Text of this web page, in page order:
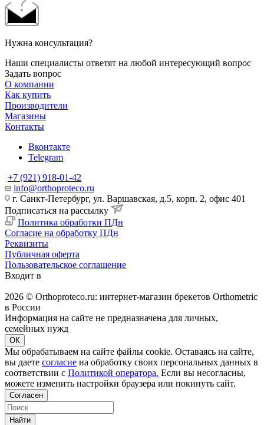
Нужна консультация?
Наши специалисты ответят на любой интересующий вопрос
Задать вопрос
О компании
Как купить
Производители
Магазины
Контакты
Вконтакте
Telegram
+7 (921) 918-01-42
info@orthoproteco.ru
г. Санкт-Петербург, ул. Варшавская, д.5, корп. 2, офис 401
Подписаться на рассылку
Политика обработки ПДн
Согласие на обработку ПДн
Реквизиты
Публичная оферта
Пользовательское соглашение
Входит в
2026 © Orthoproteco.ru: интернет-магазин брекетов Orthometric
в России
Информация на сайте не предназначена для личных,
семейных нужд
ОК
Мы обрабатываем на сайте файлы cookie. Оставаясь на сайте,
вы даете согласие на обработку своих персональных данных в
соответствии с Политикой оператора. Если вы несогласны,
можете изменить настройки браузера или покинуть сайт.
Согласен
Найти